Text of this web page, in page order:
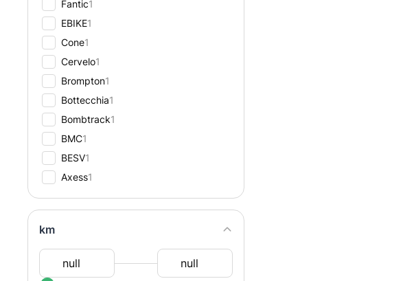
Fantic1
EBIKE1
Cone1
Cervelo1
Brompton1
Bottecchia1
Bombtrack1
BMC1
BESV1
Axess1
km